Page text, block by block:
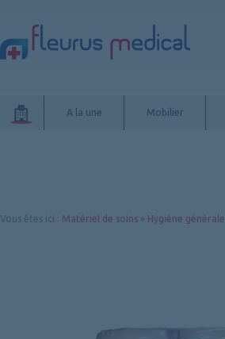
A la une Mobilier
Vous êtes ici Matériel de soins » Hygiène générale